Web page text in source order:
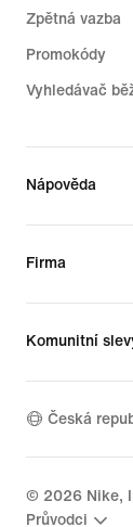
Zpětná vazba
Promokódy
Vyhledávač
Nápověda
Firma
Komunitní
Česká
© 2026 Nike,
Průvodci